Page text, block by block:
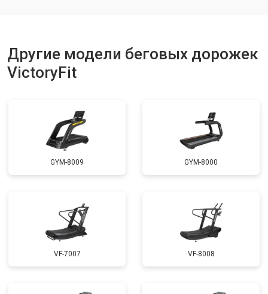
Другие модели беговых дорожек
VictoryFit
GYM-8009 GYM-8000
VF-7007 VF-8008